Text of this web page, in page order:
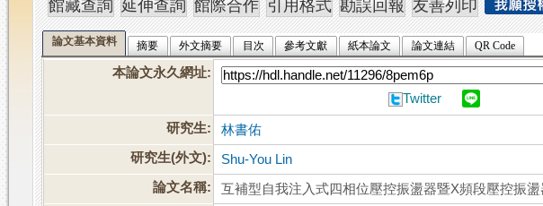
論文基本資料 摘要 外文摘要 目次 參考文獻 紙本論文 論文連結 QR Code
本論文永久網址:
Twitter
研究生:
林書佑
研究生(外文):
Shu-You Lin
論文名稱:
互補型自我注入式四相位壓控振盪器暨X頻段壓控振